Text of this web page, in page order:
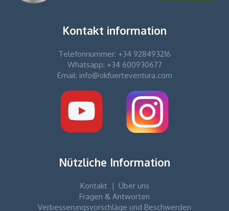
Kontakt information
Telefonnummer: +34 928493216
Whatsapp: +34 600930677
Email: info@okfuerteventura.com
Nützliche Information
Kontakt | Über uns
Fragen & Antworten
Verbesserungsvorschläge und Beschwerden